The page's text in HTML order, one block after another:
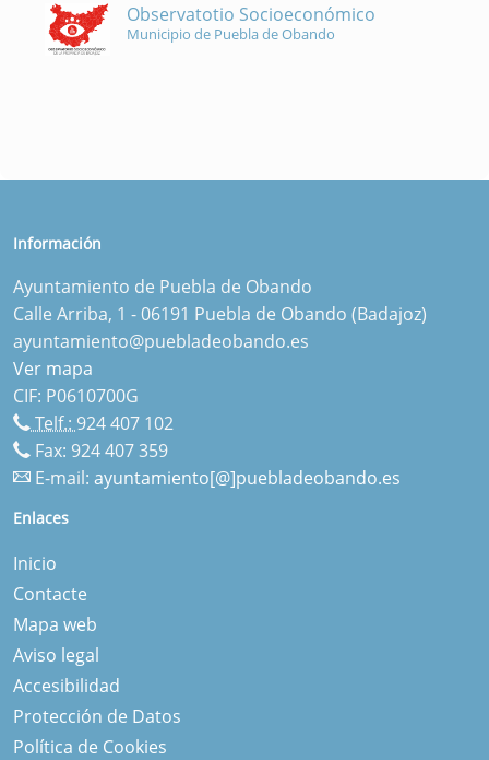
Observatotio Socioeconómico
Municipio de Puebla de Obando
Información
Ayuntamiento de Puebla de Obando
Calle Arriba, 1 - 06191 Puebla de Obando (Badajoz)
ayuntamiento@puebladeobando.es
Ver mapa
CIF: P0610700G
Telf.:924 407 102
Fax: 924 407 359
E-mail: ayuntamiento[@]puebladeobando.es
Enlaces
Inicio
Contacte
Mapa web
Aviso legal
Accesibilidad
Protección de Datos
Política de Cookies